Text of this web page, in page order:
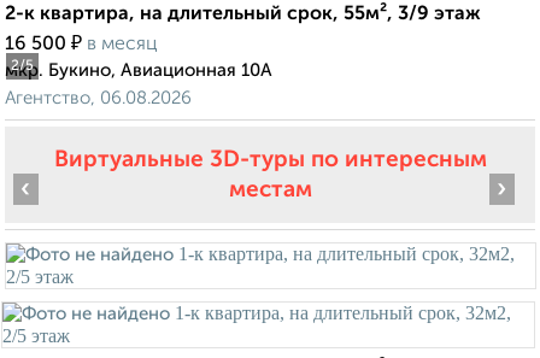
2/5
2-к квартира, на длительный срок, 55м², 3/9 этаж
16 500 ₽ в месяц
мкр. Букино, Авиационная 10А
Агентство, 06.08.2026
Виртуальные 3D-туры по интересным
местам
‹ ›